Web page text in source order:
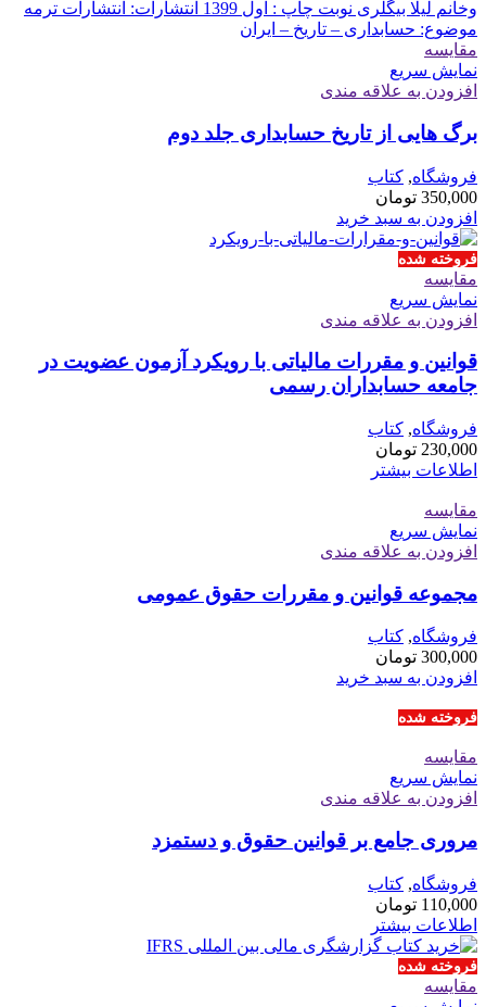
مقايسه
نمایش سریع
افزودن به علاقه مندی
برگ هایی از تاریخ حسابداری جلد دوم
فروشگاه, کتاب
350,000 تومان
افزودن به سبد خرید
فروخته شده
مقايسه
نمایش سریع
افزودن به علاقه مندی
قوانین و مقررات مالیاتی با رویکرد آزمون عضویت در
جامعه حسابداران رسمی
فروشگاه, کتاب
230,000 تومان
اطلاعات بیشتر
مقايسه
نمایش سریع
افزودن به علاقه مندی
مجموعه قوانین و مقررات حقوق عمومی
فروشگاه, کتاب
300,000 تومان
افزودن به سبد خرید
فروخته شده
مقايسه
نمایش سریع
افزودن به علاقه مندی
مروری جامع بر قوانین حقوق و دستمزد
فروشگاه, کتاب
110,000 تومان
اطلاعات بیشتر
فروخته شده
مقايسه